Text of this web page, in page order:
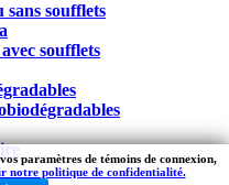
paramètres de témoins de connexion,
notre politique de confidentialité.
sans soufflets
soufflets